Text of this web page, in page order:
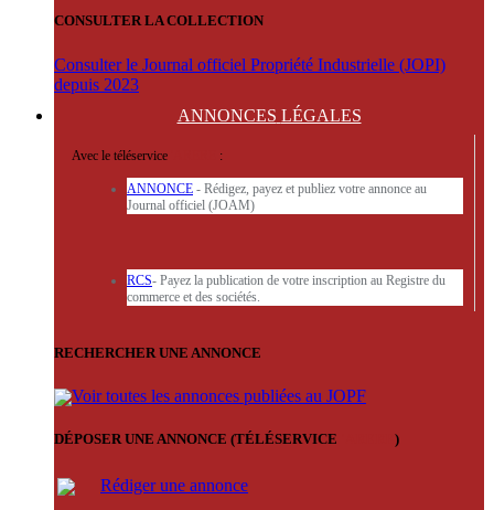
CONSULTER LA COLLECTION
Consulter le Journal officiel Propriété Industrielle (JOPI)
depuis 2023
ANNONCES LÉGALES
Avec le téléservice :
ANNONCE - Rédigez, payez et publiez votre annonce au
Journal officiel (JOAM)
RCS- Payez la publication de votre inscription au Registre du
commerce et des sociétés.
RECHERCHER UNE ANNONCE
Voir toutes les annonces publiées au JOPF
DÉPOSER UNE ANNONCE (TÉLÉSERVICE )
Rédiger une annonce